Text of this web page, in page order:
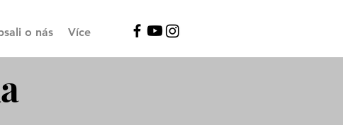
o nás Více